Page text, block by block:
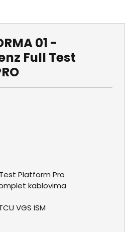
01 -
Full Test
Platform Pro
kablovima
VGS ISM